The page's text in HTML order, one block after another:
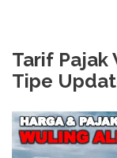
Tarif Pajak
Tipe